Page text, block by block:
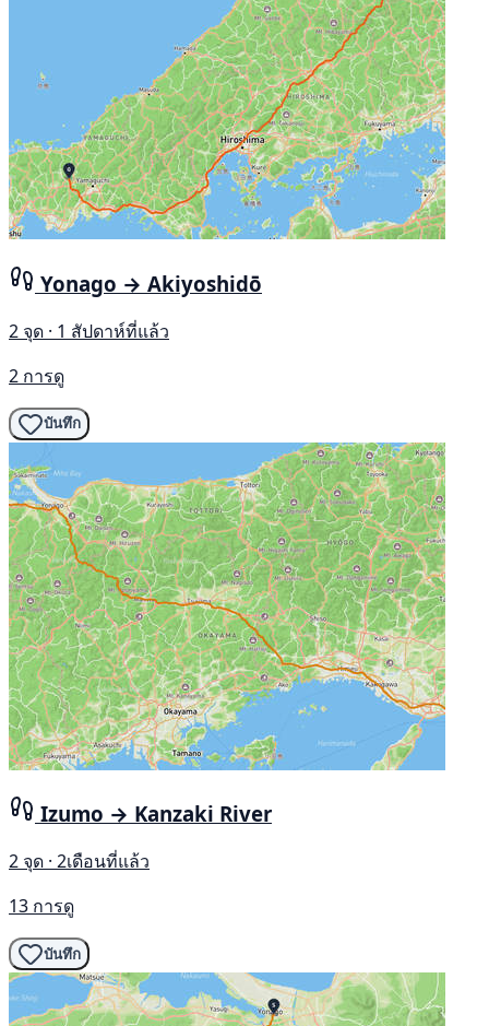
Yonago → Akiyoshidō
2 จุด · 1 สัปดาห์ที่แล้ว
2 การดู
บันทึก
Izumo → Kanzaki River
2 จุด · 2เดือนที่แล้ว
13 การดู
บันทึก